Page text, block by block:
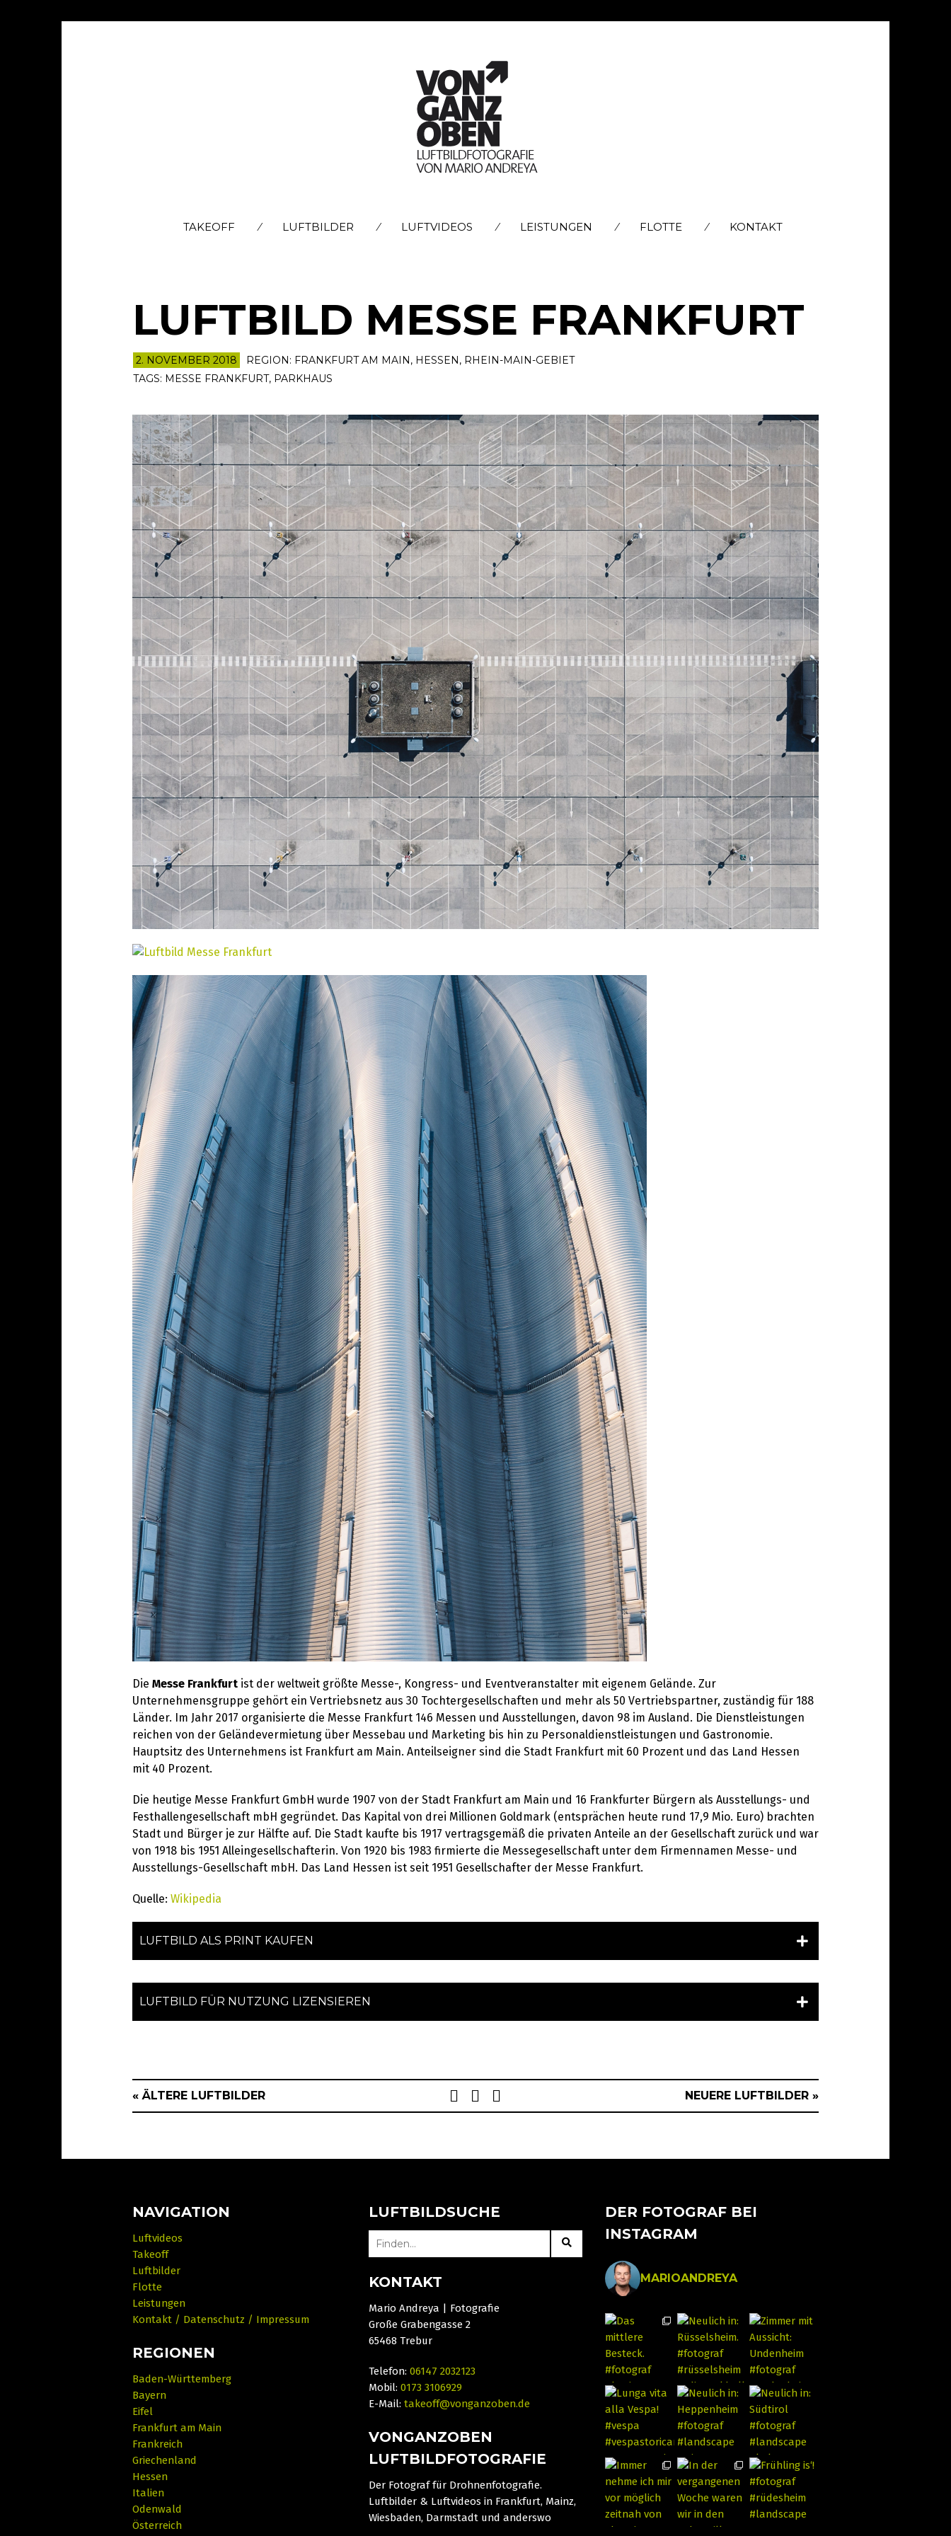
SKIP
TAKEOFF LUFTBILDER LUFTVIDEOS LEISTUNGEN FLOTTE KONTAKT
LUFTBILD MESSE FRANKFURT
2. NOVEMBER 2018 REGION: FRANKFURT AM MAIN, HESSEN, RHEIN-MAIN-GEBIET
TAGS: MESSE FRANKFURT, PARKHAUS
Die Messe Frankfurt ist der weltweit größte Messe-, Kongress- und Eventveranstalter mit eigenem Gelände. Zur
Unternehmensgruppe gehört ein Vertriebsnetz aus 30 Tochtergesellschaften und mehr als 50 Vertriebspartner, zuständig für 188
Länder. Im Jahr 2017 organisierte die Messe Frankfurt 146 Messen und Ausstellungen, davon 98 im Ausland. Die Dienstleistungen
reichen von der Geländevermietung über Messebau und Marketing bis hin zu Personaldienstleistungen und Gastronomie.
Hauptsitz des Unternehmens ist Frankfurt am Main. Anteilseigner sind die Stadt Frankfurt mit 60 Prozent und das Land Hessen
mit 40 Prozent.
Die heutige Messe Frankfurt GmbH wurde 1907 von der Stadt Frankfurt am Main und 16 Frankfurter Bürgern als Ausstellungs- und
Festhallengesellschaft mbH gegründet. Das Kapital von drei Millionen Goldmark (entsprächen heute rund 17,9 Mio. Euro) brachten
Stadt und Bürger je zur Hälfte auf. Die Stadt kaufte bis 1917 vertragsgemäß die privaten Anteile an der Gesellschaft zurück und war
von 1918 bis 1951 Alleingesellschafterin. Von 1920 bis 1983 firmierte die Messegesellschaft unter dem Firmennamen Messe- und
Ausstellungs-Gesellschaft mbH. Das Land Hessen ist seit 1951 Gesellschafter der Messe Frankfurt.
Quelle: Wikipedia
LUFTBILD ALS PRINT KAUFEN
LUFTBILD FÜR NUTZUNG LIZENSIEREN
navigation
« ÄLTERE LUFTBILDER NEUERE LUFTBILDER »
NAVIGATION
Luftvideos
Takeoff
Luftbilder
Flotte
Leistungen
Kontakt / Datenschutz / Impressum
REGIONEN
Baden-Württemberg
Bayern
Eifel
Frankfurt am Main
Frankreich
Griechenland
Hessen
Italien
Odenwald
Österreich
LUFTBILDSUCHE
SEARCH
FOR:
KONTAKT
Mario Andreya | Fotografie
Große Grabengasse 2
65468 Trebur
Telefon:06147 2032123
Mobil:0173 3106929
E-Mail:takeoff@vonganzoben.de
VONGANZOBEN
LUFTBILDFOTOGRAFIE
Der Fotograf für Drohnenfotografie.
Luftbilder & Luftvideos in Frankfurt, Mainz,
Wiesbaden, Darmstadt und anderswo
DER FOTOGRAF BEI
INSTAGRAM
MARIOANDREYA